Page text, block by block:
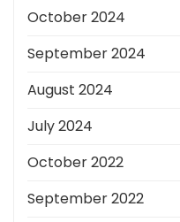
October 2024
September 2024
August 2024
July 2024
October 2022
September 2022